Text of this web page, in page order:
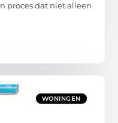
proces dat niet alleen
WONINGEN